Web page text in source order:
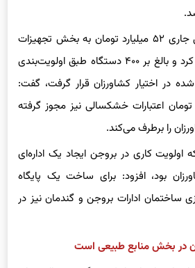
وی با بیان اینکه در سال جاری ۵۲ میلیارد تومان به بخش تجهیزات
کشاورزی اختصاص پیدا کرد و بالغ بر ۴۰۰ دستگاه طبق اولویت‌بندی
در اختیار کشاورزان قرار گرفت، گفت:
۸ میلیارد تومان اعتبارات خشکسالی نیز مجوز گرفته
را برطرف می‌کند.
اولویت کاری در بروجن ایجاد یک اداره‌ای
بود، افزود: برای ساخت یک پایگاه
ساختمان ادارات بروجن و گندمان نیز در
در بخش منابع طبیعی است